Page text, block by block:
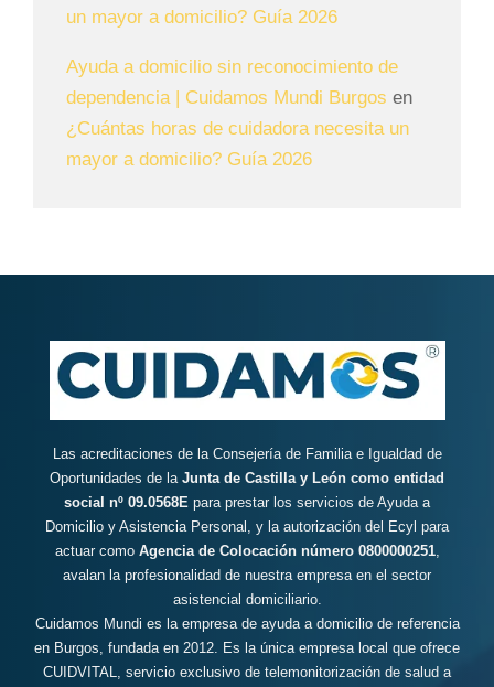
un mayor a domicilio? Guía 2026
Ayuda a domicilio sin reconocimiento de
dependencia | Cuidamos Mundi Burgos en
¿Cuántas horas de cuidadora necesita un
mayor a domicilio? Guía 2026
Las acreditaciones de la Consejería de Familia e Igualdad de
Oportunidades de la Junta de Castilla y León como entidad
social nº 09.0568E para prestar los servicios de Ayuda a
Domicilio y Asistencia Personal, y la autorización del Ecyl para
actuar como Agencia de Colocación número 0800000251,
avalan la profesionalidad de nuestra empresa en el sector
asistencial domiciliario.
Cuidamos Mundi es la empresa de ayuda a domicilio de referencia
en Burgos, fundada en 2012. Es la única empresa local que ofrece
CUIDVITAL, servicio exclusivo de telemonitorización de salud a